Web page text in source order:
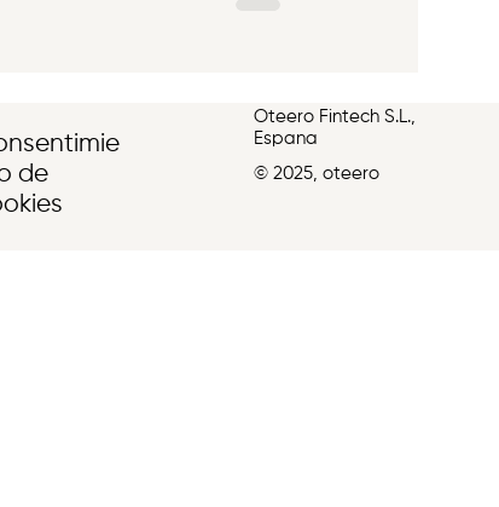
de
Oteero Fintech S.L.,
Espana
© 2025, oteero